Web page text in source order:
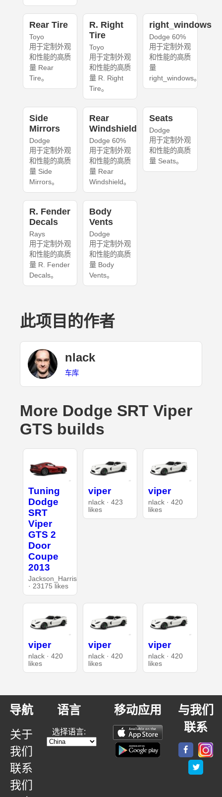
Rear Tire
Toyo
用于定制外观
和性能的高质
量 Rear
Tire。
R. Right
Tire
Toyo
用于定制外观
和性能的高质
量 R. Right
Tire。
right_windows
Dodge 60%
用于定制外观
和性能的高质
量
right_windows。
Side
Mirrors
Dodge
用于定制外观
和性能的高质
量 Side
Mirrors。
Rear
Windshield
Dodge 60%
用于定制外观
和性能的高质
量 Rear
Windshield。
Seats
Dodge
用于定制外观
和性能的高质
量 Seats。
R. Fender
Decals
Rays
用于定制外观
和性能的高质
量 R. Fender
Decals。
Body
Vents
Dodge
用于定制外观
和性能的高质
量 Body
Vents。
此项目的作者
nlack
车库
More Dodge SRT Viper
GTS builds
Tuning
Dodge
SRT
Viper
GTS 2
Door
Coupe
2013
Jackson_Harris
· 23175 likes
viper
nlack · 423
likes
viper
nlack · 420
likes
viper
nlack · 420
likes
viper
nlack · 420
likes
viper
nlack · 420
likes
导航
关于
我们
联系
我们
语言
选择语言:
移动应用
与我们
联系